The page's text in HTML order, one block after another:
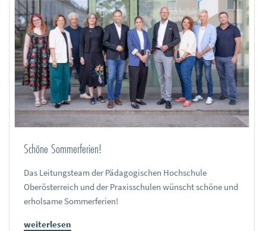
Schöne Sommerferien!
Das Leitungsteam der Pädagogischen Hochschule
Oberösterreich und der Praxisschulen wünscht schöne und
erholsame Sommerferien!
weiterlesen